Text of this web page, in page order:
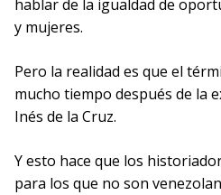
hablar de la igualdad de
y mujeres.
Pero la realidad es que el
mucho tiempo después de la
Inés de la Cruz.
Y esto hace que los
para los que no son